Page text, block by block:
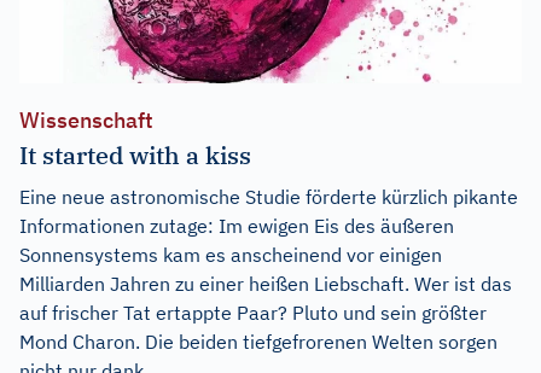
Wissenschaft
It started with a kiss
Eine neue astronomische Studie förderte kürzlich pikante
Informationen zutage: Im ewigen Eis des äußeren
Sonnensystems kam es anscheinend vor einigen
Milliarden Jahren zu einer heißen Liebschaft. Wer ist das
auf frischer Tat ertappte Paar? Pluto und sein größter
Mond Charon. Die beiden tiefgefrorenen Welten sorgen